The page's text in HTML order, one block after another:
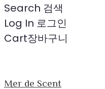
Search 검색
Log In 로그인
Cart장바구니
Mer de Scent